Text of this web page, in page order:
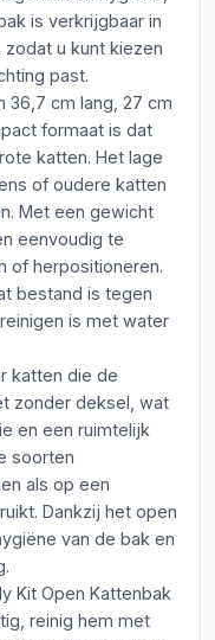
is verkrijgbaar in
u kunt kiezen
past.
36,7 cm lang, 27 cm
formaat is dat
katten. Het lage
of oudere katten
Met een gewicht
eenvoudig te
of herpositioneren.
bestand is tegen
is met water
katten die de
zonder deksel, wat
en een ruimtelijk
soorten
als op een
Dankzij het open
van de bak en
Kit Open Kattenbak
reinig hem met